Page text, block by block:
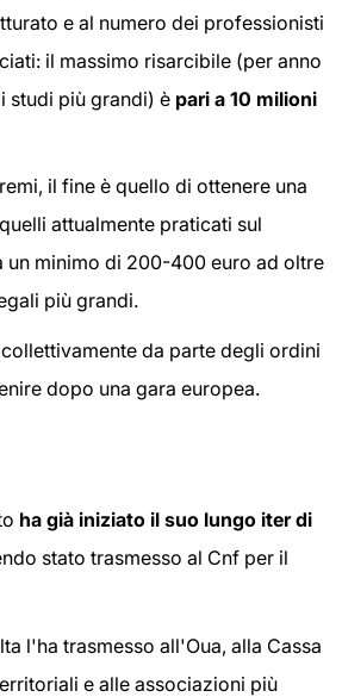
e al numero dei professionisti
il massimo risarcibile (per anno
studi più grandi) è pari a 10 milioni
il fine è quello di ottenere una
attualmente praticati sul
un minimo di 200-400 euro ad oltre
più grandi.
da parte degli ordini
dopo una gara europea.
ha già iniziato il suo lungo iter di
stato trasmesso al Cnf per il
l'ha trasmesso all'Oua, alla Cassa
e alle associazioni più